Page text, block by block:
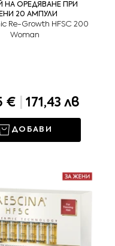
НА ОРЕДЯВАНЕ ПРИ
20 АМПУЛИ
Re-Growth HFSC 200
Woman
€ 171,43 лв
ДОБАВИ